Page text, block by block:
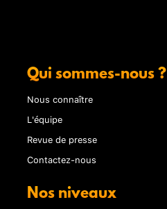
Qui sommes-nous ?
Nous connaître
L'équipe
Revue de presse
Contactez-nous
Nos niveaux